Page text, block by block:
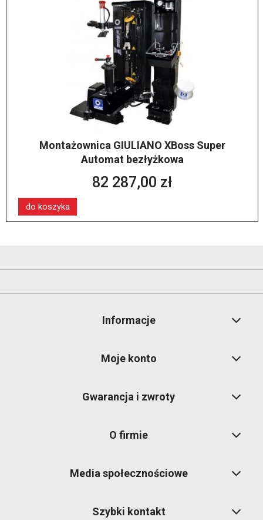
Montażownica GIULIANO XBoss Super
Automat bezłyżkowa
82 287,00 zł
do koszyka
Informacje
Moje konto
Gwarancja i zwroty
O firmie
Media społecznościowe
Szybki kontakt